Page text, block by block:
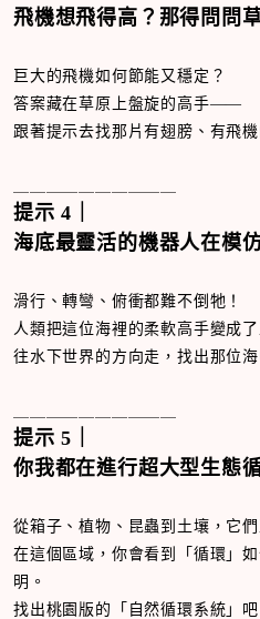
飛機想飛得高？那得問問
巨大的飛機如何節能又穩定？
答案藏在草原上盤旋的高手——
跟著提示去找那片有翅膀、有飛機
提示 4
海底最靈活的機器人在模
滑行、轉彎、俯衝都難不倒牠！
人類把這位海裡的柔軟高手變成
往水下世界的方向走，找出那位海
提示 5
你我都在進行超大型生態
從箱子、植物、昆蟲到土壤，它
在這個區域，你會看到「循環」
明。
找出桃園版的「自然循環系統」吧